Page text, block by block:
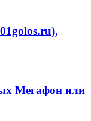
Мегафон или